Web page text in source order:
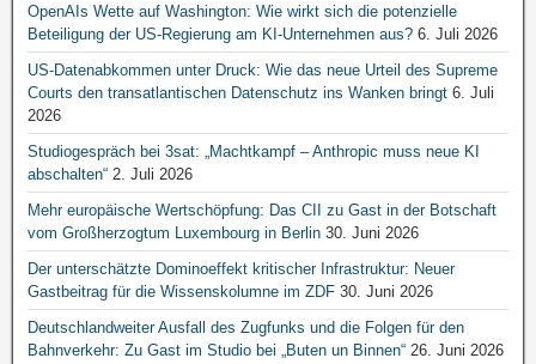
OpenAIs Wette auf Washington: Wie wirkt sich die potenzielle
Beteiligung der US-Regierung am KI-Unternehmen aus? 6. Juli 2026
US-Datenabkommen unter Druck: Wie das neue Urteil des Supreme
Courts den transatlantischen Datenschutz ins Wanken bringt 6. Juli
2026
Studiogespräch bei 3sat: „Machtkampf – Anthropic muss neue KI
abschalten“ 2. Juli 2026
Mehr europäische Wertschöpfung: Das CII zu Gast in der Botschaft
vom Großherzogtum Luxembourg in Berlin 30. Juni 2026
Der unterschätzte Dominoeffekt kritischer Infrastruktur: Neuer
Gastbeitrag für die Wissenskolumne im ZDF 30. Juni 2026
Deutschlandweiter Ausfall des Zugfunks und die Folgen für den
Bahnverkehr: Zu Gast im Studio bei „Buten un Binnen“ 26. Juni 2026